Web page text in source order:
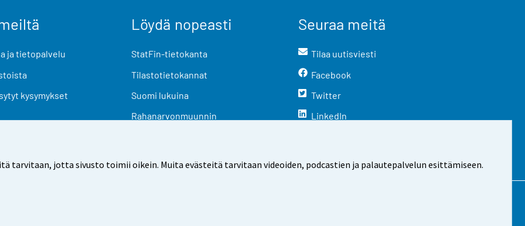
tarvitaan, jotta sivusto toimii oikein. Muita evästeitä tarvitaan videoiden, podcastien ja palautepalvelun esittämiseen.
ja tietopalvelu
kysymykset
Löydä nopeasti
StatFin-tietokanta
Tilastotietokannat
Suomi lukuina
Rahanarvonmuunnin
Seuraa meitä
Tilaa uutisviesti
Facebook
Twitter
LinkedIn